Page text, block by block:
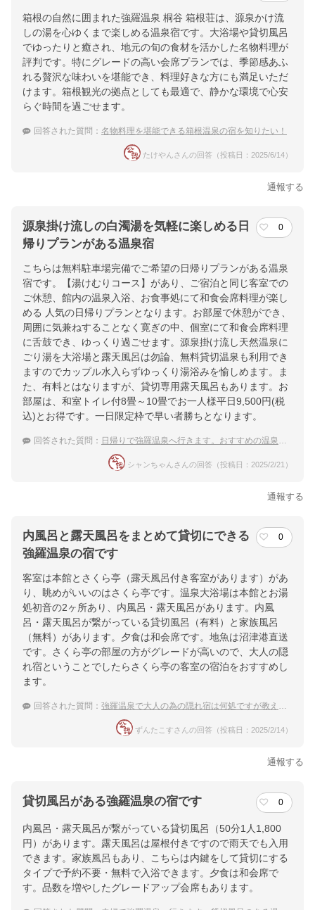
箱根の自然に囲まれた強羅温泉 桐谷 箱根荘は、源泉かけ流
しの湯を心ゆくまで楽しめる温泉宿です。大浴場や貸切風呂
でゆったりと癒され、地元の旬の食材を活かした名物料理が
評判です。特にグレードの高い会席プランでは、季節感あふ
れる贅沢な味わいを堪能でき、料理好きな方にも満足いただ
けます。箱根観光の拠点としても最適で、静かな環境で心安
らぐ時間を過ごせます。
回答された質問： 名物料理を堪能できる箱根温泉の宿を知りたい！
たけやんさんの回答（投稿日：2025/6/14）
通報する
源泉掛け流しの白濁湯を気軽に楽しめる日
帰りプランがある温泉宿
0
こちらは無料駐車場完備でご希望の日帰りプランがある温泉
宿です。【湯けむりコース】があり、ご宿泊と同じ客室での
ご休憩、館内の温泉入浴、お食事処にて和食会席料理が楽し
める 人気の日帰りプランとなります。お部屋で休憩ができ、
周囲に気兼ねすることなく寛ぎの中、個室にて和食会席料理
に舌鼓でき、ゆっくり過ごせます。源泉掛け流し天然温泉に
ごり湯を大浴場と露天風呂は勿論、無料貸切温泉も利用でき
ますのでカップル水入らずゆっくり湯浴みを愉しめます。ま
た、有料とはなりますが、貸切専用露天風呂もあります。お
部屋は、和室トイレ付8畳～10畳でお一人様平日9,500円(税
込)とお得です。一日限定枠で早い者勝ちとなります。
回答された質問： 日帰りで強羅温泉へ行きます。おすすめの温泉宿を教えて下さい。
シャンちゃんさんの回答（投稿日：2025/2/21）
通報する
内風呂と露天風呂をまとめて貸切にできる
強羅温泉の宿です
0
客室は本館とさくら亭（露天風呂付き客室があります）があ
り、眺めがいいのはさくら亭です。温泉大浴場は本館とお湯
処初音の2ヶ所あり、内風呂・露天風呂があります。内風
呂・露天風呂が繋がっている貸切風呂（有料）と家族風呂
（無料）があります。夕食は和会席です。地魚は沼津港直送
です。さくら亭の部屋の方がグレードが高いので、大人の隠
れ宿ということでしたらさくら亭の客室の宿泊をおすすめし
ます。
回答された質問： 強羅温泉で大人の為の隠れ宿は何処ですが教えて下さい！
ずんたこすさんの回答（投稿日：2025/2/14）
通報する
貸切風呂がある強羅温泉の宿です 0
内風呂・露天風呂が繋がっている貸切風呂（50分1人1,800
円）があります。露天風呂は屋根付きですので雨天でも入用
できます。家族風呂もあり、こちらは内鍵をして貸切にする
タイプで予約不要・無料で入浴できます。夕食は和会席で
す。品数を増やしたグレードアップ会席もあります。